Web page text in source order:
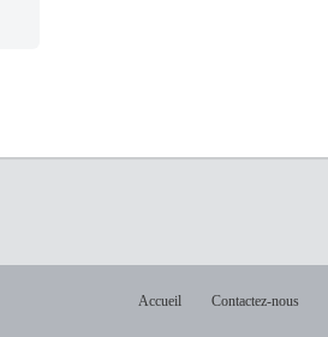
Accueil Contactez-nous